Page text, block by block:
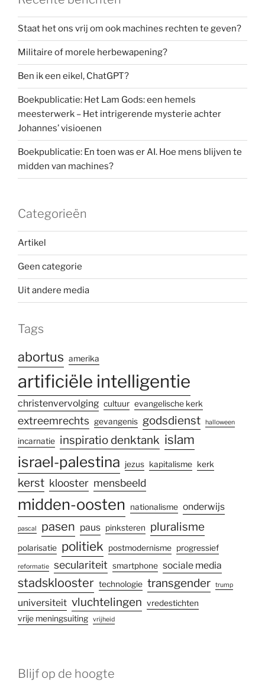
verkondigde’”
Staat het ons vrij om ook machines rechten te geven?
Militaire of morele herbewapening?
Ben ik een eikel, ChatGPT?
Boekpublicatie: Het Lam Gods: een hemels
meesterwerk – Het intrigerende mysterie achter
Johannes’ visioenen
Boekpublicatie: En toen was er AI. Hoe mens blijven te
midden van machines?
Categorieën
Artikel
Geen categorie
Uit andere media
Tags
abortus amerika
artificiële intelligentie
christenvervolging cultuur evangelische kerk
extreemrechts gevangenis godsdienst halloween
incarnatie inspiratio denktank islam
israel-palestina jezus kapitalisme kerk
kerst klooster mensbeeld
midden-oosten nationalisme onderwijs
pascal pasen paus pinksteren pluralisme
polarisatie politiek postmodernisme progressief
reformatie seculariteit smartphone sociale media
stadsklooster technologie transgender trump
universiteit vluchtelingen vredestichten
vrije meningsuiting
vrijheid
Blijf op de hoogte